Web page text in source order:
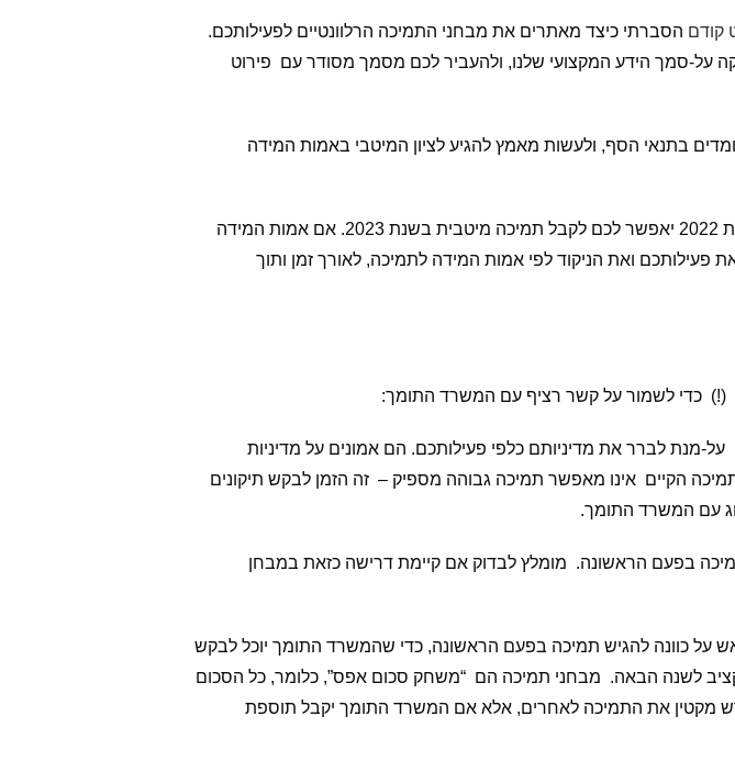
קודם הסברתי כיצד מאתרים את מבחני התמיכה הרלוונטיים לפעילותכם.
על-סמך הידע המקצועי שלנו, ולהעביר לכם מסמך מסודר עם פירוט
בתנאי הסף, ולעשות מאמץ להגיע לציון המיטבי באמות המידה
ישנם מבחני תמיכה אשר בודקים נתוני שנה קודמת, כך ששיפור המדדים בשנת 2022 יאפשר לכם לקבל תמיכה מיטבית בשנת 2023. אם אמות המידה
למקסם את פעילותכם ואת הניקוד לפי אמות המידה לתמיכה, לאורך זמן ותוך
(!) כדי לשמור על קשר רציף עם המשרד התומך:
מנת לברר את מדיניותם כלפי פעילותכם. הם אמונים על מדיניות
הקיים אינו מאפשר תמיכה גבוהה מספיק – זה הזמן לבקש תיקונים
עם המשרד התומך.
בפעם הראשונה. מומלץ לבדוק אם קיימת דרישה כזאת במבחן
כוונה להגיש תמיכה בפעם הראשונה, כדי שהמשרד התומך יוכל לבקש
לשנה הבאה. מבחני תמיכה הם “משחק סכום אפס”, כלומר, כל הסכום
מקטין את התמיכה לאחרים, אלא אם המשרד התומך יקבל תוספת